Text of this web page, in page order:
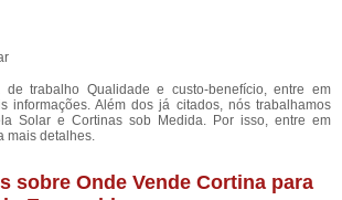
de trabalho Qualidade e custo-benefício, entre em
informações. Além dos já citados, nós trabalhamos
Solar e Cortinas sob Medida. Por isso, entre em
mais detalhes.
sobre Onde Vende Cortina para